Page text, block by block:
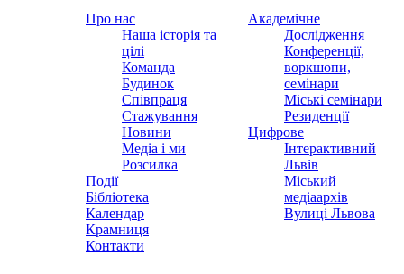
Про нас
Наша історія та
цілі
Команда
Будинок
Співпраця
Стажування
Новини
Медіа і ми
Розсилка
Події
Бібліотека
Календар
Крамниця
Контакти
Академічне
Дослідження
Конференції,
воркшопи,
семінари
Міські семінари
Резиденції
Цифрове
Інтерактивний
Львів
Міський
медіаархів
Вулиці Львова